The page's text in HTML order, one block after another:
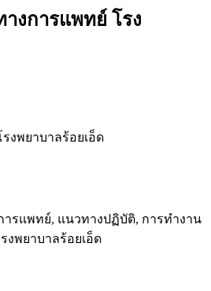
งการแพทย์ โรง
รงพยาบาลร้อยเอ็ด
ารแพทย์, แนวทางปฏิบัติ, การทำงาน
งพยาบาลร้อยเอ็ด